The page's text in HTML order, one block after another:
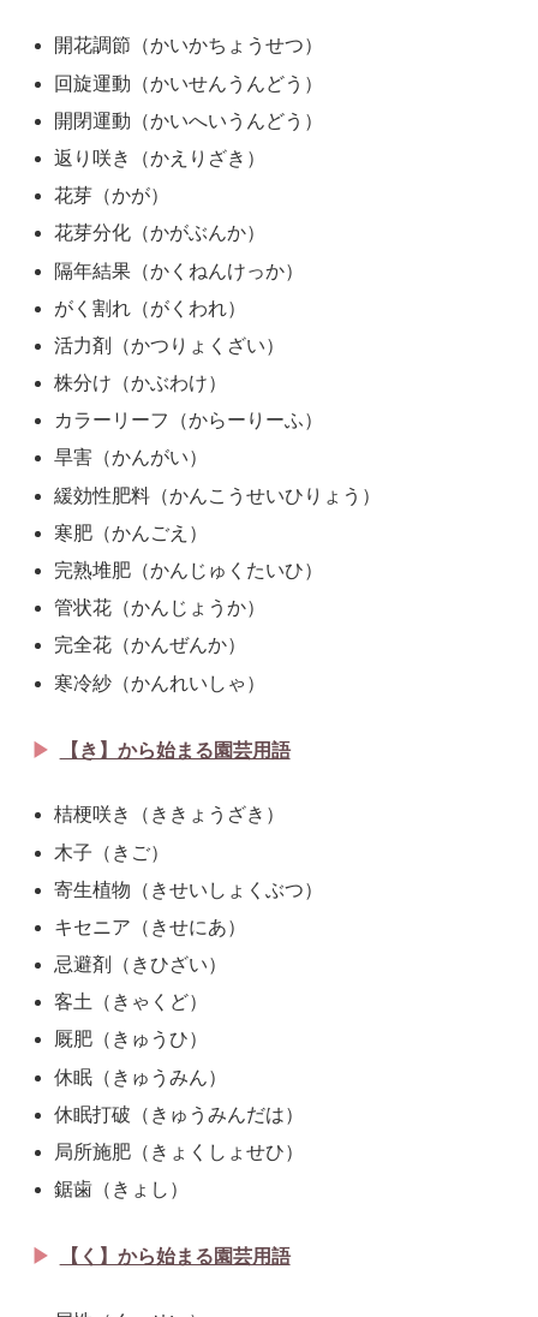
開花調節（かいかちょうせつ）
回旋運動（かいせんうんどう）
開閉運動（かいへいうんどう）
返り咲き（かえりざき）
花芽（かが）
花芽分化（かがぶんか）
隔年結果（かくねんけっか）
がく割れ（がくわれ）
活力剤（かつりょくざい）
株分け（かぶわけ）
カラーリーフ（からーりーふ）
旱害（かんがい）
緩効性肥料（かんこうせいひりょう）
寒肥（かんごえ）
完熟堆肥（かんじゅくたいひ）
管状花（かんじょうか）
完全花（かんぜんか）
寒冷紗（かんれいしゃ）
【き】から始まる園芸用語
桔梗咲き（ききょうざき）
木子（きご）
寄生植物（きせいしょくぶつ）
キセニア（きせにあ）
忌避剤（きひざい）
客土（きゃくど）
厩肥（きゅうひ）
休眠（きゅうみん）
休眠打破（きゅうみんだは）
局所施肥（きょくしょせひ）
鋸歯（きょし）
【く】から始まる園芸用語